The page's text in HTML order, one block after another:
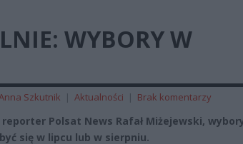
WYBORY W
Szkutnik | Aktualności | Brak komentarzy
Polsat News Rafał Miżejewski,
się w lipcu lub w sierpniu.